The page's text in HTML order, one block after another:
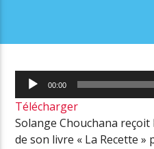
Lecteur
audio
00:00
Télécharger
Solange Chouchana
de son livre « La Recette